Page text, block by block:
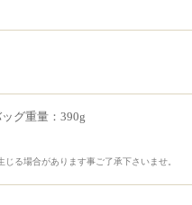
グ重量：390g
る場合があります事ご了承下さいませ。